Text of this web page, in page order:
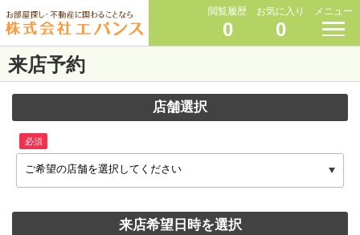
閲覧履歴
0
お気に入り
0
メニュー
来店予約
店舗選択
必須
ご希望の店舗を選択してください
来店希望日時を選択